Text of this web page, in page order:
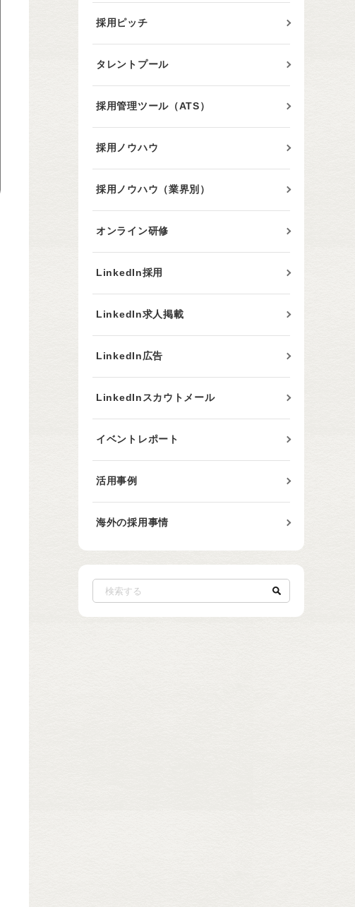
採用ピッチ
タレントプール
採用管理ツール（ATS）
採用ノウハウ
採用ノウハウ（業界別）
オンライン研修
LinkedIn採用
LinkedIn求人掲載
LinkedIn広告
LinkedInスカウトメール
イベントレポート
活用事例
海外の採用事情